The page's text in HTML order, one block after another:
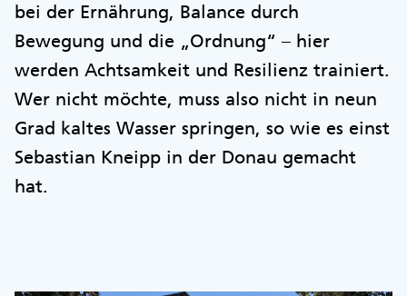
bei der Ernährung, Balance durch
Bewegung und die „Ordnung“ – hier
werden Achtsamkeit und Resilienz trainiert.
Wer nicht möchte, muss also nicht in neun
Grad kaltes Wasser springen, so wie es einst
Sebastian Kneipp in der Donau gemacht
hat.